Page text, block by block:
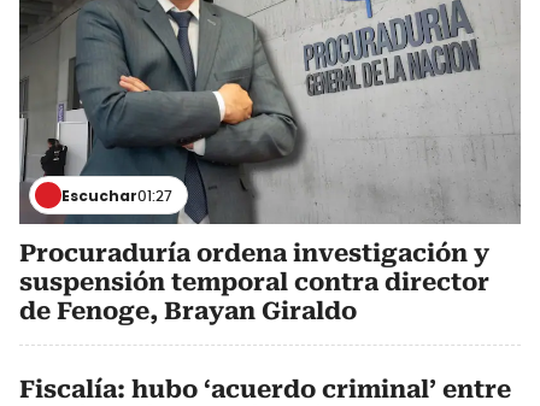
Escuchar01:27
Procuraduría ordena investigación y
suspensión temporal contra director
de Fenoge, Brayan Giraldo
Fiscalía: hubo ‘acuerdo criminal’ entre